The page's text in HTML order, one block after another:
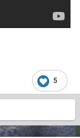
5